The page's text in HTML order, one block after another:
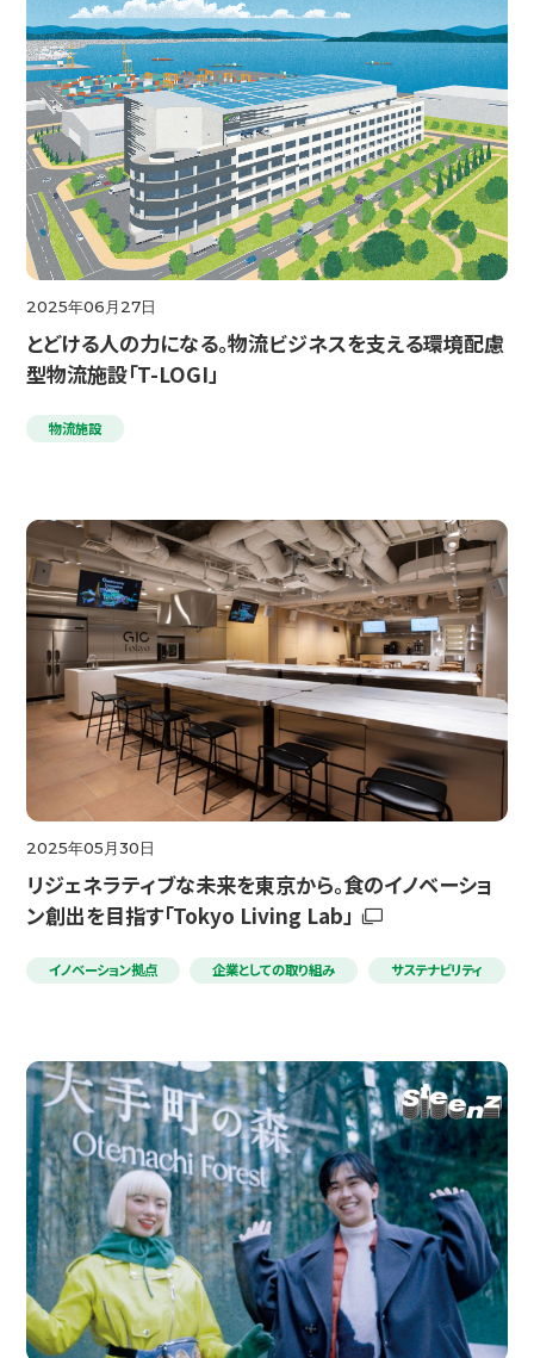
2025年06月27日
とどける人の力になる。物流ビジネスを支える環境配慮
型物流施設「T-LOGI」
物流施設
2025年05月30日
リジェネラティブな未来を東京から。食のイノベーショ
ン創出を目指す「Tokyo Living Lab」
イノベーション拠点 企業としての取り組み サステナビリティ